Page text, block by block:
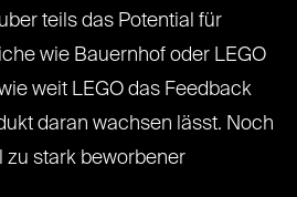
teils das Potential für
wie Bauernhof oder LEGO
weit LEGO das Feedback
daran wachsen lässt. Noch
zu stark beworbener